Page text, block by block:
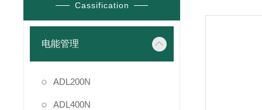
Cassification
电能管理
ADL200N
ADL400N